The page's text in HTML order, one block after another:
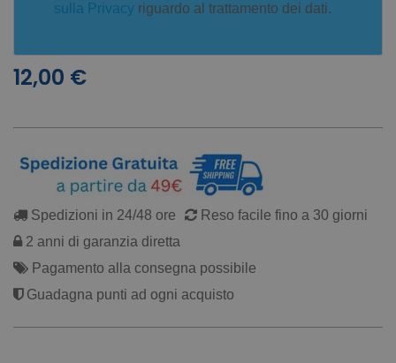
sulla Privacy riguardo al trattamento dei dati.
12,00 €
Spedizioni in 24/48 ore
Reso facile fino a 30 giorni
2 anni di garanzia diretta
Pagamento alla consegna possibile
Guadagna punti ad ogni acquisto